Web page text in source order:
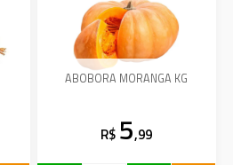
ABOBORA MORANGA KG
R$ 5,99